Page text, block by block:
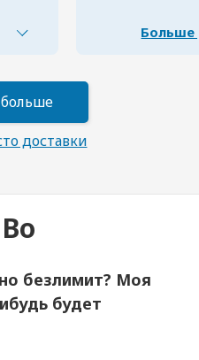
Больше
доставки
безлимит? Моя
будет